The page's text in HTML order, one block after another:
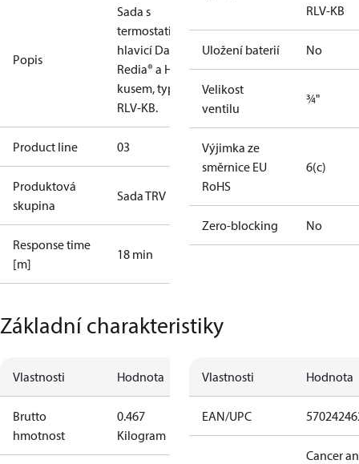
Popis
Sada s
termostatickou
hlavicí Danfoss
Redia® a H-
kusem, typ
RLV-KB.
Product line 03
Produktová
skupina
Sada TRV
Response time
[m]
18 min
RLV-KB
Uložení baterií No
Velikost
ventilu
¾"
Výjimka ze
směrnice EU
RoHS
6(c)
Zero-blocking No
Základní charakteristiky
Vlastnosti Hodnota
Brutto
hmotnost
0.467
Kilogram
Vlastnosti Hodnota
EAN/UPC
Cancer